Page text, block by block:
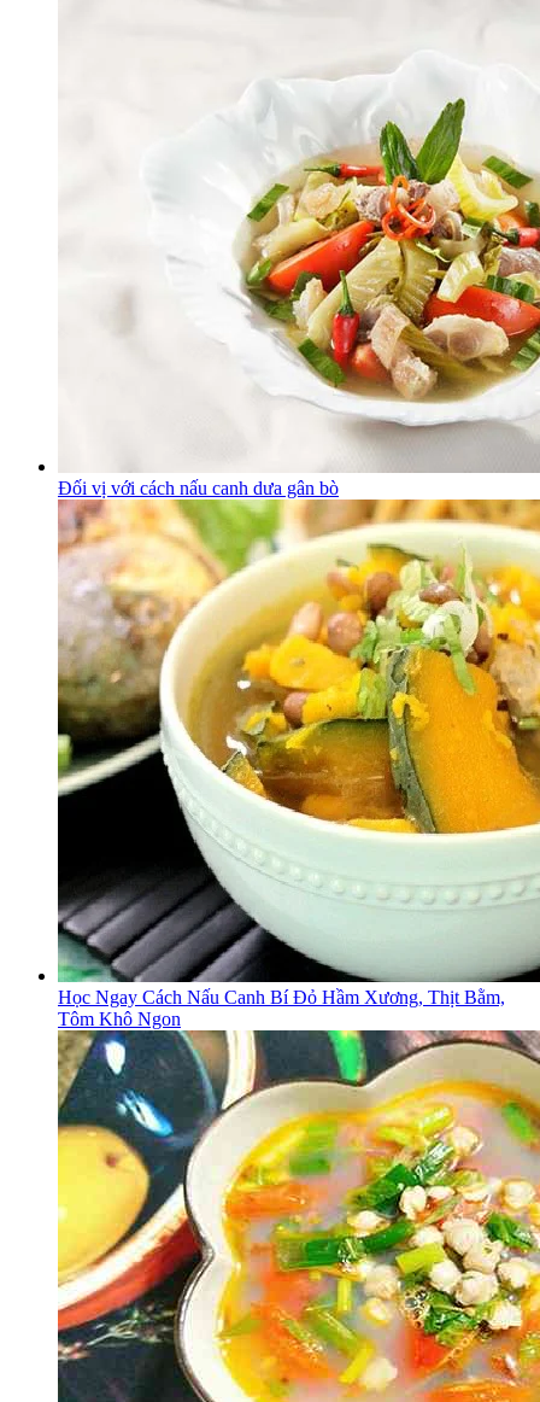
Đối vị với cách nấu canh dưa gân bò
Học Ngay Cách Nấu Canh Bí Đỏ Hầm Xương, Thịt Bằm,
Tôm Khô Ngon